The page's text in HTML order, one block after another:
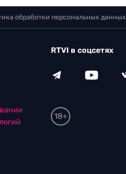
обработки персональных данных
RTVI в соцсетях
18+